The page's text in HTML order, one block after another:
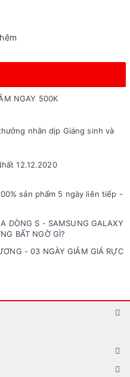
NGAY 500K
nhân dịp Giáng sinh và
12.12.2020
sản phẩm 5 ngày liên tiếp -
DÒNG S - SAMSUNG GALAXY
BẤT NGỜ GÌ?
- 03 NGÀY GIẢM GIÁ RỰC